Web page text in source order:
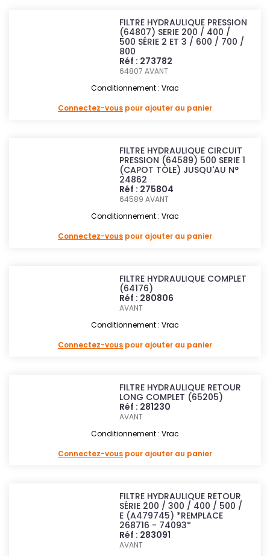
FILTRE HYDRAULIQUE PRESSION
(64807) SERIE 200 / 400 /
500 SÉRIE 2 ET 3 / 600 / 700 /
800
Réf : 273782
64807AVANT
Conditionnement : Vrac
Connectez-vous pour ajouter au panier
FILTRE HYDRAULIQUE CIRCUIT
PRESSION (64589) 500 SERIE 1
(CAPOT TÔLE) JUSQU'AU N°
24862
Réf : 275804
64589AVANT
Conditionnement : Vrac
Connectez-vous pour ajouter au panier
FILTRE HYDRAULIQUE COMPLET
(64176)
Réf : 280806
AVANT
Conditionnement : Vrac
Connectez-vous pour ajouter au panier
FILTRE HYDRAULIQUE RETOUR
LONG COMPLET (65205)
Réf : 281230
AVANT
Conditionnement : Vrac
Connectez-vous pour ajouter au panier
FILTRE HYDRAULIQUE RETOUR
SÉRIE 200 / 300 / 400 / 500 /
E (A479745) *REMPLACE
268716 - 74093*
Réf : 283091
AVANT